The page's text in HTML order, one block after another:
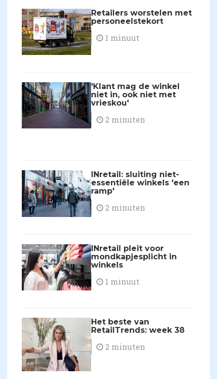
Retailers worstelen met
personeelstekort
1 minuut
'Klant mag de winkel
niet in, ook niet met
vrieskou'
2 minuten
INretail: sluiting niet-
essentiële winkels 'een
ramp'
2 minuten
INretail pleit voor
mondkapjesplicht in
winkels
1 minuut
Het beste van
RetailTrends: week 38
2 minuten